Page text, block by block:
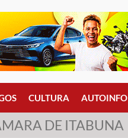
CULTURA AUTOINFO
DE ITABUNA